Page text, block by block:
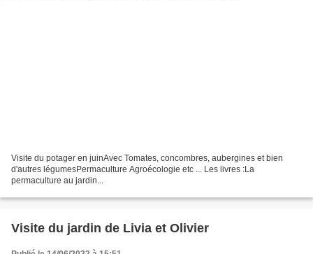
Visite du potager en juinAvec Tomates, concombres, aubergines et bien
d'autres légumesPermaculture Agroécologie etc ... Les livres :La
permaculture au jardin...
Visite du jardin de Livia et Olivier